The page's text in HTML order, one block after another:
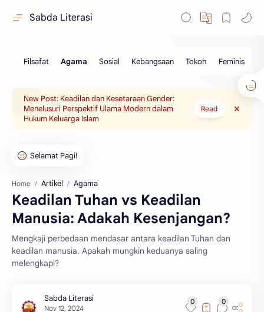
Sabda Literasi
New Post: Keadilan dan Kesetaraan Gender:
Menelusuri Perspektif Ulama Modern dalam
Hukum Keluarga Islam
Read
Home Artikel Agama
Keadilan Tuhan vs Keadilan
Manusia: Adakah Kesenjangan?
Mengkaji perbedaan mendasar antara keadilan Tuhan dan
keadilan manusia. Apakah mungkin keduanya saling
melengkapi?